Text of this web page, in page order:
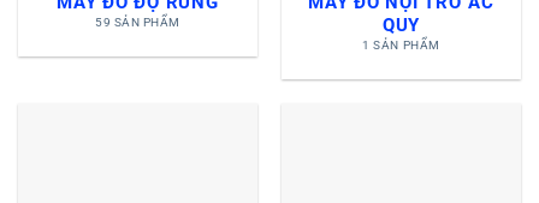
59 SẢN PHẨM
QUY
1 SẢN PHẨM